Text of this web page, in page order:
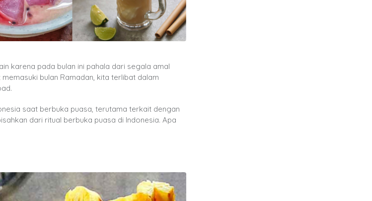
karena pada bulan ini pahala dari segala amal
bulan Ramadan, kita terlibat dalam
saat berbuka puasa, terutama terkait dengan
dari ritual berbuka puasa di Indonesia. Apa